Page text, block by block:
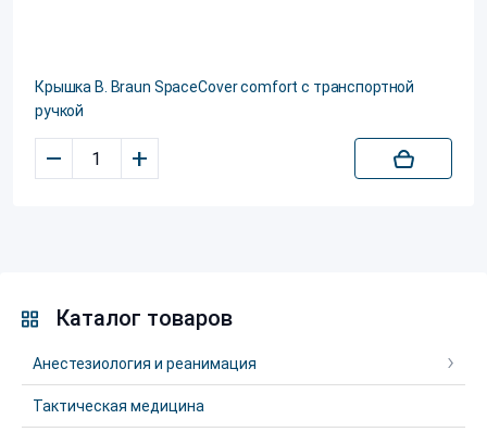
Крышка B. Braun SpaceCover сomfort с транспортной
ручкой
– +
Каталог товаров
Анестезиология и реанимация
Тактическая медицина